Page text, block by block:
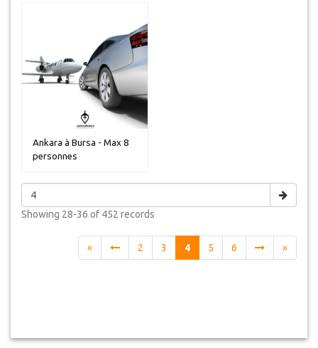
Ankara à Bursa - Max 8
personnes
Showing 28-36 of 452 records
« 2 3 4 5 6 »